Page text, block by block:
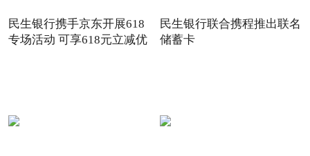
民生银行携手京东开展618
专场活动 可享618元立减优
民生银行联合携程推出联名
储蓄卡